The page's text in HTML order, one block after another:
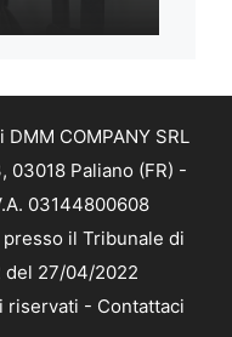
COMPANY SRL
03018 Paliano (FR) -
03144800608
il Tribunale di
del 27/04/2022
riservati - Contattaci